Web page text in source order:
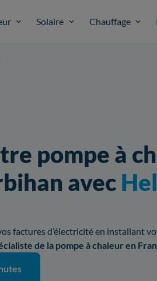
Solaire Chauffage
pompe à
avec
factures d’électricité en installant
de la pompe à chaleur en